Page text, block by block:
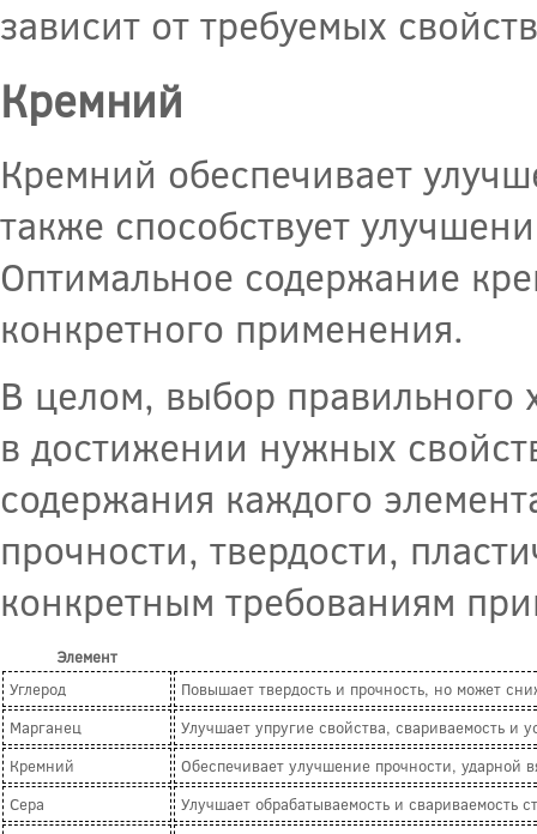
зависит от требуемых
Кремний
Кремний обеспечивает
также способствует
Оптимальное содержание
конкретного применения.
В целом, выбор правильного
в достижении нужных
содержания каждого
прочности, твердости,
конкретным требованиям
Элемент
Углерод
Повышает твердость и прочность, но может
Марганец
Улучшает упругие свойства, свариваемость и
Кремний
Обеспечивает улучшение прочности, ударной
Сера
Улучшает обрабатываемость и свариваемость